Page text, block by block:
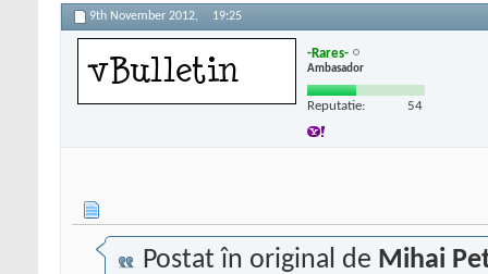
9th November 2012, 19:25
-Rares-
Ambasador
Reputatie: 54
Postat în original de Mihai